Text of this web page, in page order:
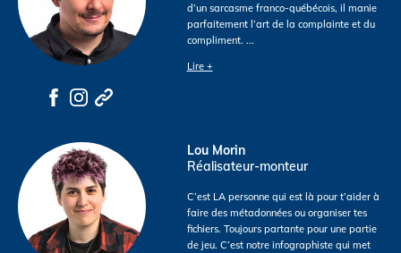
d’un sarcasme franco-québécois, il manie
parfaitement l’art de la complainte et du
compliment. ...
Lire +
Lou Morin
Réalisateur-monteur
C’est LA personne qui est là pour t’aider à
faire des métadonnées ou organiser tes
fichiers. Toujours partante pour une partie
de jeu. C’est notre infographiste qui met